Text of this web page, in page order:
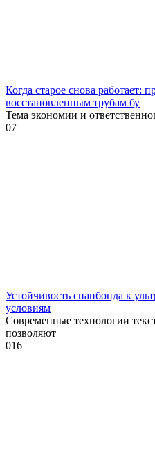
Когда старое снова работает:
восстановленным трубам бу
Тема экономии и
07
Устойчивость спанбонда к
условиям
Современные технологии
позволяют
016